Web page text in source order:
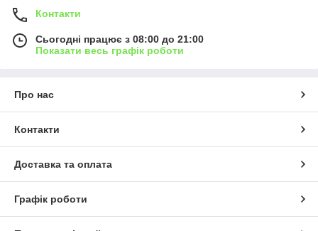
Контакти
Сьогодні працює з 08:00 до 21:00
Показати весь графік роботи
Про нас
Контакти
Доставка та оплата
Графік роботи